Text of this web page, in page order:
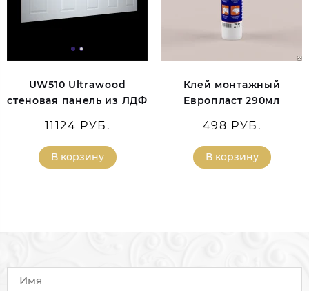
UW510 Ultrawood
стеновая панель из ЛДФ
11124 РУБ.
В корзину
Клей монтажный
Европласт 290мл
498 РУБ.
В корзину